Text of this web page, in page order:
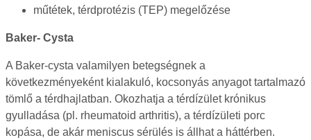
műtétek, térdprotézis (TEP) megelőzése
Baker- Cysta
A Baker-cysta valamilyen betegségnek a
következményeként kialakuló, kocsonyás anyagot tartalmazó
tömlő a térdhajlatban. Okozhatja a térdízület krónikus
gyulladása (pl. rheumatoid arthritis), a térdízületi porc
kopása, de akár meniscus sérülés is állhat a háttérben.